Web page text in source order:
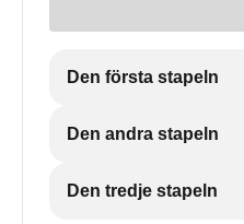
Den första stapeln
Den andra stapeln
Den tredje stapeln